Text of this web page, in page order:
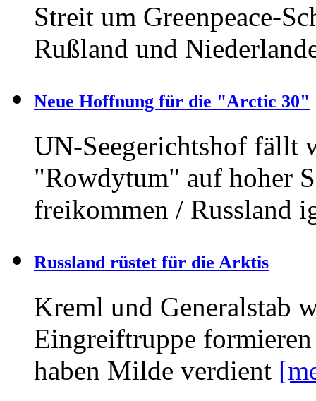
Streit um Greenpeace-
Rußland und
Neue Hoffnung für die "Arctic 30"
UN-Seegerichtshof fällt
"Rowdytum" auf hoher
freikommen / Russland
Russland rüstet für die Arktis
Kreml und Generalstab
Eingreiftruppe
haben Milde verdient